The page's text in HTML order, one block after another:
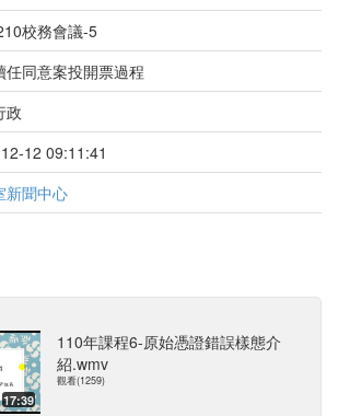
校務會議-5
任同意案投開票過程
政
12 09:11:41
新聞中心
17:39
110年課程6-原始憑證錯誤樣態介
紹.wmv
觀看(1259)